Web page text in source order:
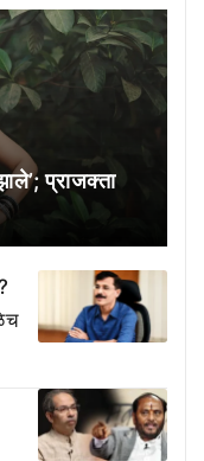
प्राजक्ता